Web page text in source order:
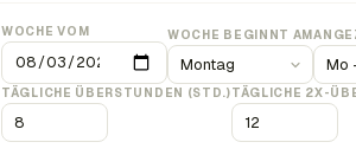
WOCHE VOM WOCHE BEGINNT AM
TÄGLICHE ÜBERSTUNDEN (STD.)TÄGLICHE 2X-